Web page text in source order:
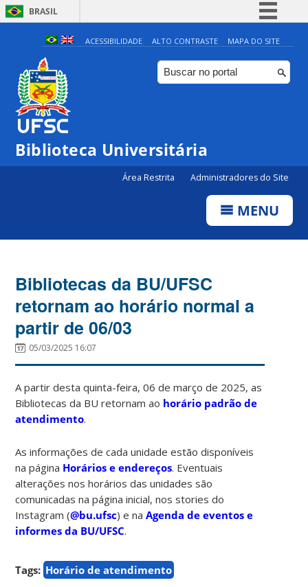
BRASIL
Simplifique!
Comunica BR
Participe
Canais
ACESSIBILIDADE ALTO CONTRASTE MAPA DO SITE
Biblioteca Universitária
Área Restrita Administradores do Site
MENU
Bibliotecas da BU/UFSC
retornam ao horário normal a
partir de 06/03
05/03/2025 16:07
A partir desta quinta-feira, 06 de março de 2025, as
Bibliotecas da BU retornam ao horário padrão de
atendimento.
As informações de cada unidade estão disponíveis
na página Horários e endereços. Eventuais
alterações nos horários das unidades são
comunicadas na página inicial, nos stories do
Instagram (@bu.ufsc) e naAgenda de eventos e
informes da BU/UFSC.
Tags: Horário de atendimento